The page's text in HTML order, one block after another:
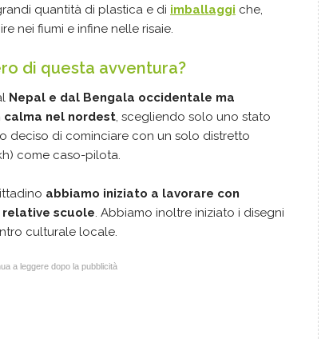
quantità di plastica e di imballaggi che,
nei fiumi e infine nelle risaie.
di questa avventura?
Nepal e dal Bengala occidentale ma
calma nel nordest, scegliendo solo uno stato
deciso di cominciare con un solo distretto
come caso-pilota.
abbiamo iniziato a lavorare con
scuole. Abbiamo inoltre iniziato i disegni
culturale locale.
a leggere dopo la pubblicità